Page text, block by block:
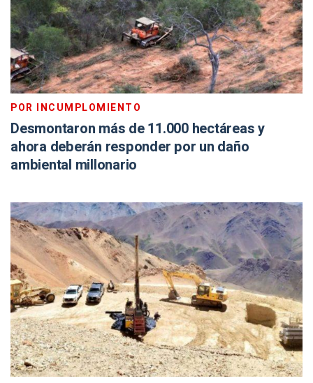
POR INCUMPLOMIENTO
Desmontaron más de 11.000 hectáreas y
ahora deberán responder por un daño
ambiental millonario